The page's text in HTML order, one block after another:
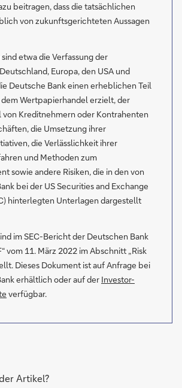
beitragen, dass die tatsächlichen
von zukunftsgerichteten Aussagen
etwa die Verfassung der
Europa, den USA und
Deutsche Bank einen erheblichen Teil
dem Wertpapierhandel erzielt, der
Kreditnehmern oder Kontrahenten
die Umsetzung ihrer
die Verlässlichkeit ihrer
und Methoden zum
sowie andere Risiken, die in den von
bei der US Securities and Exchange
hinterlegten Unterlagen dargestellt
im SEC-Bericht der Deutschen Bank
vom 11. März 2022 im Abschnitt „Risk
Dieses Dokument ist auf Anfrage bei
erhältlich oder auf der Investor-
verfügbar.
Artikel?